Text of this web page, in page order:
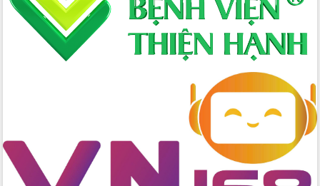
Đẩy mạnh cải cách hành chính, quyết
tâm đạt được mục tiêu tăng trưởng
hai con số trong năm 2026
Tổ chức trang trọng Lễ hội Đền thờ
số y tế tại Đắk Lắk
Chuyển đổi số thư viện: Mở rộng
không gian tri thức trong thời đại số